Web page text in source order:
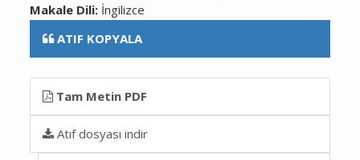
Makale Dili: İngilizce
ATIF KOPYALA
Tam Metin PDF
Atıf dosyası indir